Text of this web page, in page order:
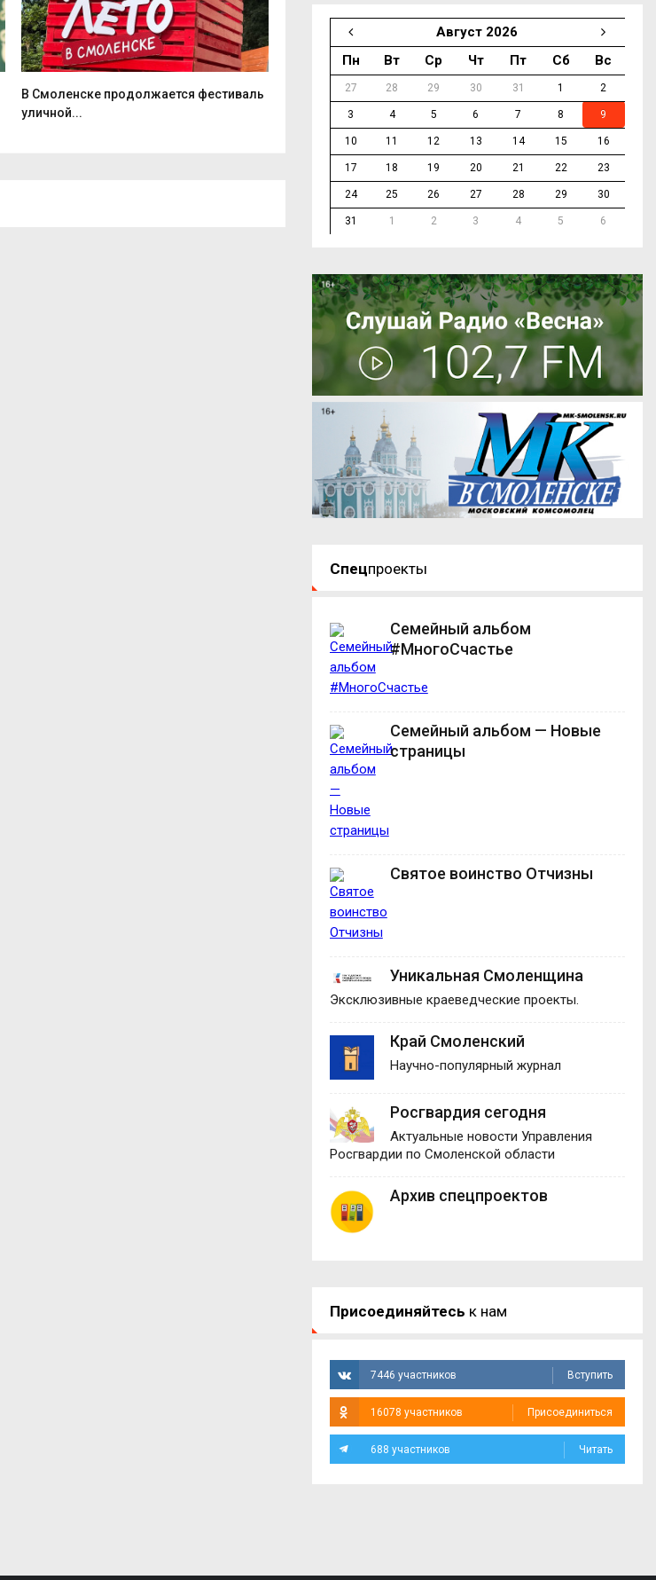
В Смоленске продолжается фестиваль
уличной...
Два украинских беспилотника сбили
Василий Анохин
смоленских...
Август 2026
Пн
Вт Ср Чт Пт Сб Вс
27 28 29 30 31 1 2
3 4 5 6 7 8 9
10 11 12 13 14 15 16
17 18 19 20 21 22 23
24 25 26 27 28 29 30
31 1 2 3 4 5 6
Спецпроекты
Семейный альбом
#МногоСчастье
Семейный альбом — Новые
страницы
Святое воинство Отчизны
Уникальная Смоленщина
Эксклюзивные краеведческие проекты.
Край Смоленский
Научно-популярный журнал
Росгвардия сегодня
Актуальные новости Управления
Росгвардии по Смоленской области
Архив спецпроектов
Присоединяйтесь к нам
7446 участников Вступить
16078 участников Присоединиться
688 участников Читать